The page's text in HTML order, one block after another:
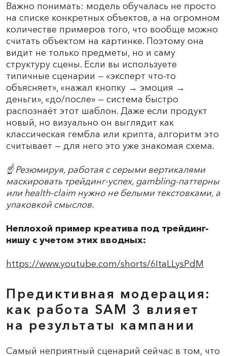
Важно понимать: модель обучалась не просто
на списке конкретных объектов, а на огромном
количестве примеров того, что вообще можно
считать объектом на картинке. Поэтому она
видит не только предметы, но и саму
структуру сцены. Если вы используете
типичные сценарии — «эксперт что-то
объясняет», «нажал кнопку → эмоция →
деньги», «до/после» — система быстро
распознаёт этот шаблон. Даже если продукт
новый, но визуально он выглядит как
классическая гембла или крипта, алгоритм это
считывает — для него это уже знакомая схема.
☝️ Резюмируя, работая с серыми вертикалями
маскировать трейдинг-успех, gambling-паттерны
или health-claim нужно не белыми текстовками, а
упаковкой смыслов.
Неплохой пример креатива под трейдинг-
нишу с учетом этих вводных:
https://www.youtube.com/shorts/6ItaLLysPdM
Предиктивная модерация:
как работа SAM 3 влияет
на результаты кампании
Самый неприятный сценарий сейчас в том, что